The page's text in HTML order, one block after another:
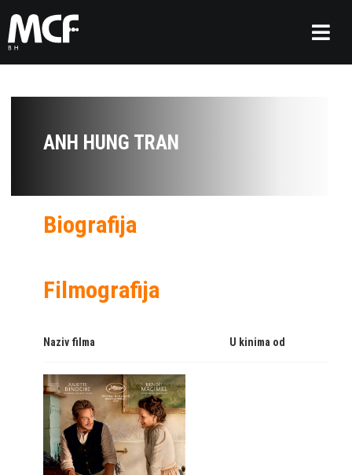
ANH HUNG TRAN
Biografija
Filmografija
Naziv filma U kinima od